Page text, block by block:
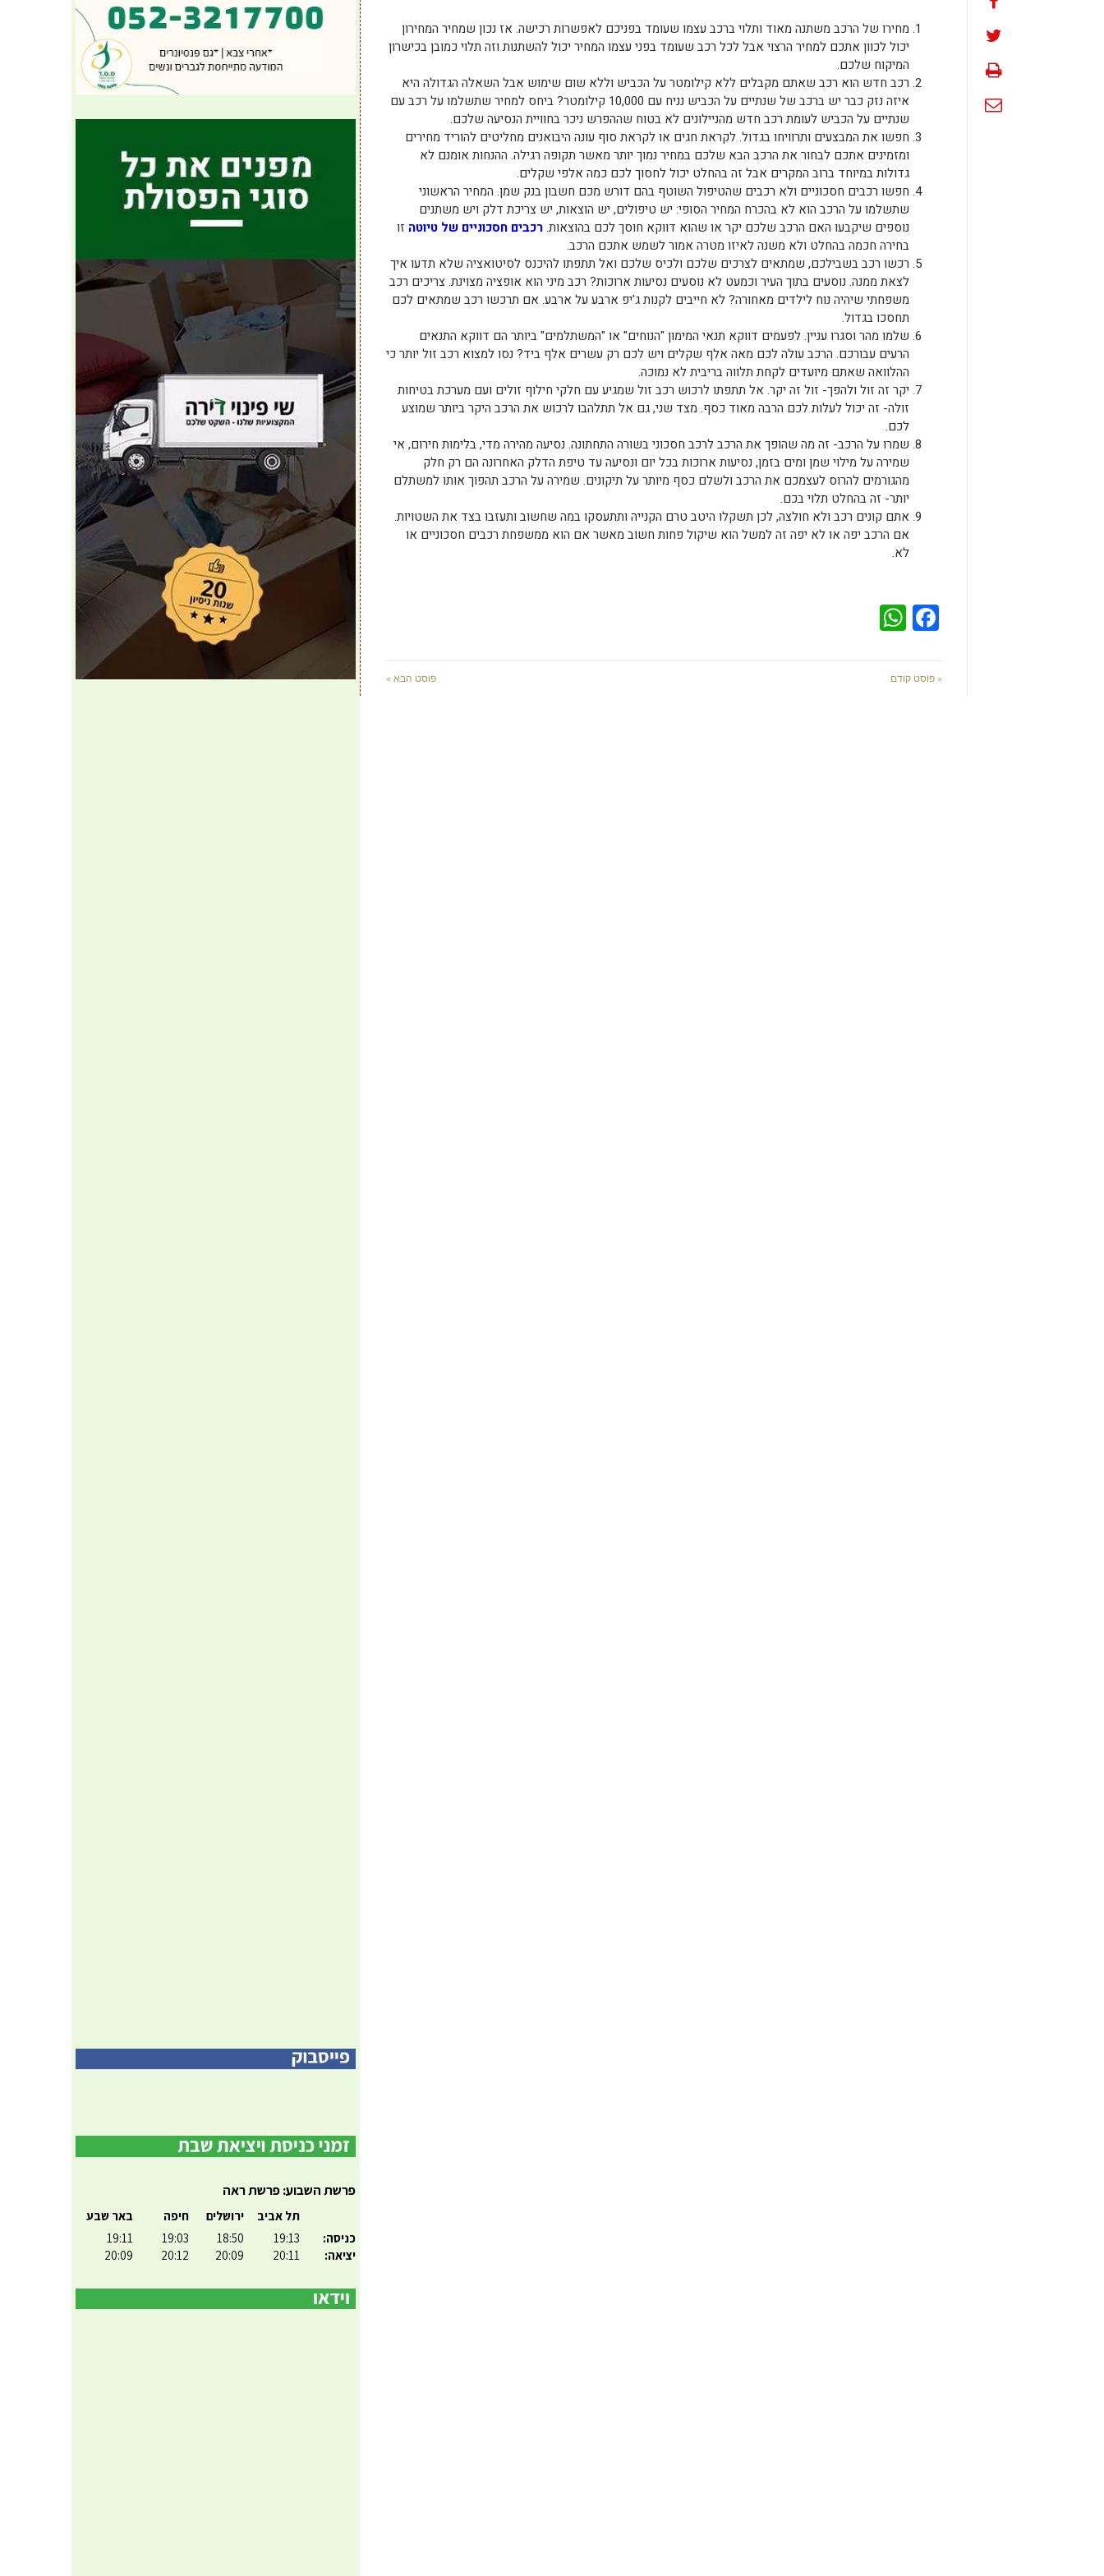
מחירו של הרכב משתנה מאוד ותלוי ברכב עצמו שעומד בפניכם לאפשרות רכישה. אז נכון שמחיר המחירון
יכול לכוון אתכם למחיר הרצוי אבל לכל רכב שעומד בפני עצמו המחיר יכול להשתנות וזה תלוי כמובן בכישרון
המיקוח שלכם.
רכב חדש הוא רכב שאתם מקבלים ללא קילומטר על הכביש וללא שום שימוש אבל השאלה הגדולה היא
איזה נזק כבר יש ברכב של שנתיים על הכביש נניח עם 10,000 קילומטר? ביחס למחיר שתשלמו על רכב עם
שנתיים על הכביש לעומת רכב חדש מהניילונים לא בטוח שההפרש ניכר בחוויית הנסיעה שלכם.
חפשו את המבצעים ותרוויחו בגדול. לקראת חגים או לקראת סוף עונה היבואנים מחליטים להוריד מחירים
ומזמינים אתכם לבחור את הרכב הבא שלכם במחיר נמוך יותר מאשר תקופה רגילה. ההנחות אומנם לא
גדולות במיוחד ברוב המקרים אבל זה בהחלט יכול לחסוך לכם כמה אלפי שקלים.
חפשו רכבים חסכוניים ולא רכבים שהטיפול השוטף בהם דורש מכם חשבון בנק שמן. המחיר הראשוני
שתשלמו על הרכב הוא לא בהכרח המחיר הסופי: יש טיפולים, יש הוצאות, יש צריכת דלק ויש משתנים
נוספים שיקבעו האם הרכב שלכם יקר או שהוא דווקא חוסך לכם בהוצאות.רכבים חסכוניים של טיוטה זו
בחירה חכמה בהחלט ולא משנה לאיזו מטרה אמור לשמש אתכם הרכב.
רכשו רכב בשבילכם, שמתאים לצרכים שלכם ולכיס שלכם ואל תתפתו להיכנס לסיטואציה שלא תדעו איך
לצאת ממנה. נוסעים בתוך העיר וכמעט לא נוסעים נסיעות ארוכות? רכב מיני הוא אופציה מצוינת. צריכים רכב
משפחתי שיהיה נוח לילדים מאחורה? לא חייבים לקנות ג'יפ ארבע על ארבע. אם תרכשו רכב שמתאים לכם
תחסכו בגדול.
שלמו מהר וסגרו עניין. לפעמים דווקא תנאי המימון "הנוחים" או "המשתלמים" ביותר הם דווקא התנאים
הרעים עבורכם. הרכב עולה לכם מאה אלף שקלים ויש לכם רק עשרים אלף ביד? נסו למצוא רכב זול יותר כי
ההלוואה שאתם מיועדים לקחת תלווה בריבית לא נמוכה.
יקר זה זול ולהפך- זול זה יקר. אל תתפתו לרכוש רכב זול שמגיע עם חלקי חילוף זולים ועם מערכת בטיחות
זולה- זה יכול לעלות לכם הרבה מאוד כסף. מצד שני, גם אל תתלהבו לרכוש את הרכב היקר ביותר שמוצע
לכם.
שמרו על הרכב- זה מה שהופך את הרכב לרכב חסכוני בשורה התחתונה. נסיעה מהירה מדי, בלימות חירום, אי
שמירה על מילוי שמן ומים בזמן, נסיעות ארוכות בכל יום ונסיעה עד טיפת הדלק האחרונה הם רק חלק
מהגורמים להרוס לעצמכם את הרכב ולשלם כסף מיותר על תיקונים. שמירה על הרכב תהפוך אותו למשתלם
יותר- זה בהחלט תלוי בכם.
אתם קונים רכב ולא חולצה, לכן תשקלו היטב טרם הקנייה ותתעסקו במה שחשוב ותעזבו בצד את השטויות.
אם הרכב יפה או לא יפה זה למשל הוא שיקול פחות חשוב מאשר אם הוא ממשפחת רכבים חסכוניים או
לא.
Facebook
« פוסט קודם פוסט הבא »
פרשת השבוע: פרשת ראה
כניסה:
יציאה:
תל אביב
19:13
20:11
ירושלים
18:50
20:09
חיפה
19:03
20:12
באר שבע
19:11
20:09